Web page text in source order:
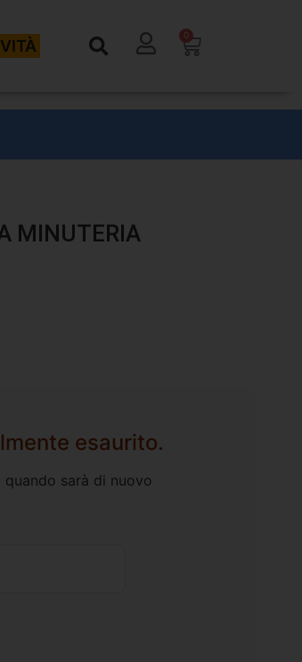
0
MINUTERIA
esaurito.
sarà di nuovo